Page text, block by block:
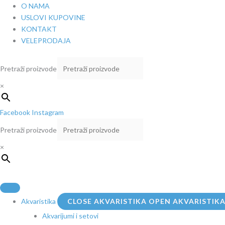
Pređi
sadržaj
O NAMA
USLOVI KUPOVINE
KONTAKT
VELEPRODAJA
Pretraži proizvode
×
Facebook Instagram
Pretraži proizvode
×
Akvaristika CLOSE AKVARISTIKA OPEN AKVARISTIKA
Akvarijumi i setovi